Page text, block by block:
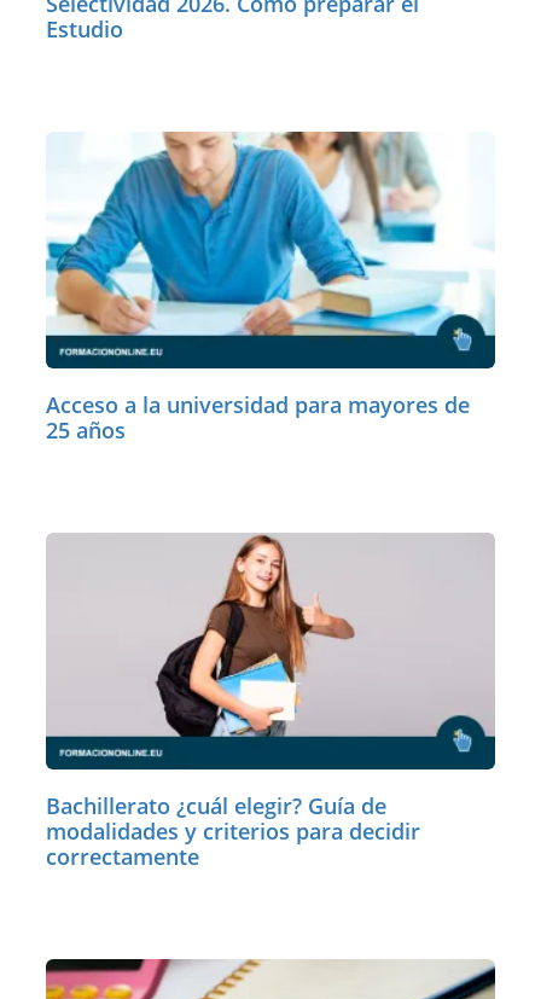
Estudio
Acceso a la universidad para mayores de
25 años
Bachillerato ¿cuál elegir? Guía de
modalidades y criterios para decidir
correctamente